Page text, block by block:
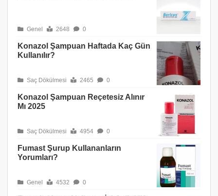
Genel 2648 0
Konazol Şampuan Haftada Kaç Gün
Kullanılır?
Saç Dökülmesi 2465 0
Konazol Şampuan Reçetesiz Alınır
Mı 2025
Saç Dökülmesi 4954 0
Fumast Şurup Kullananların
Yorumları?
Genel 4532 0